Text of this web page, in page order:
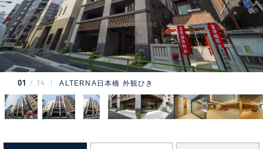
01 14 ALTERNA日本橋 外観ひき